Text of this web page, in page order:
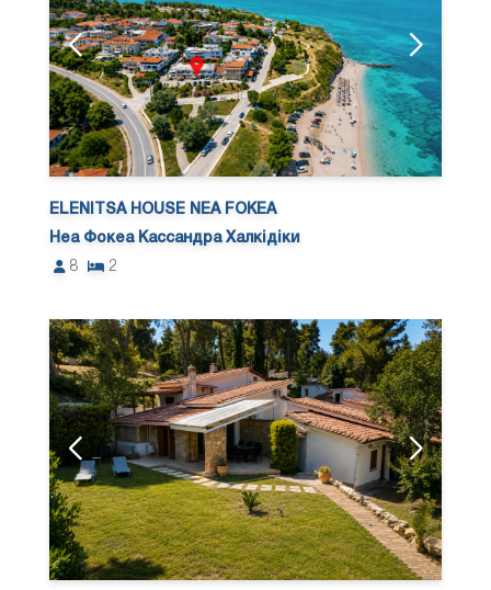
ELENITSA HOUSE NEA FOKEA
Неа Фокеа Кассандра Халкідіки
8
2